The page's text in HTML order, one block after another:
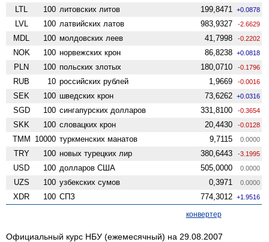
LTL 100 литовских литов 199,8471 +0.0878
LVL 100 латвийских латов 983,9327 -2.6629
MDL 100 молдовских леев 41,7998 -0.2202
NOK 100 норвежских крон 86,8238 +0.0818
PLN 100 польских злотых 180,0710 -0.1796
RUB 10 российских рублей 1,9669 -0.0016
SEK 100 шведских крон 73,6262 +0.0316
SGD 100 сингапурских долларов 331,8100 -0.3654
SKK 100 словацких крон 20,4430 -0.0128
TMM 10000 туркменских манатов 9,7115 0.0000
TRY 100 новых турецких лир 380,6443 -3.1995
USD 100 долларов США 505,0000 0.0000
UZS 100 узбекских сумов 0,3971 0.0000
XDR 100 СПЗ 774,3012 +1.9516
конвертер
Официальный курс НБУ (ежемесячный) на 29.08.2007